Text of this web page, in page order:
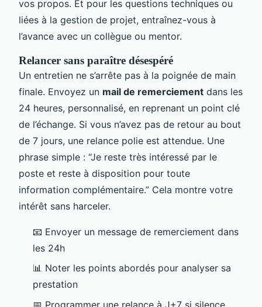
vos propos. Et pour les questions techniques ou
liées à la gestion de projet, entraînez-vous à
l’avance avec un collègue ou mentor.
Relancer sans paraître désespéré
Un entretien ne s’arrête pas à la poignée de main
finale. Envoyez un mail de remerciement dans les
24 heures, personnalisé, en reprenant un point clé
de l’échange. Si vous n’avez pas de retour au bout
de 7 jours, une relance polie est attendue. Une
phrase simple : “Je reste très intéressé par le
poste et reste à disposition pour toute
information complémentaire.” Cela montre votre
intérêt sans harceler.
📧 Envoyer un message de remerciement dans
les 24h
📊 Noter les points abordés pour analyser sa
prestation
📅 Programmer une relance à J+7 si silence